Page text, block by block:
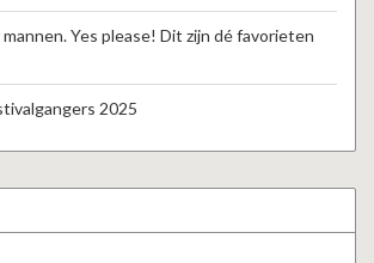
Yes please! Dit zijn dé favorieten
2025